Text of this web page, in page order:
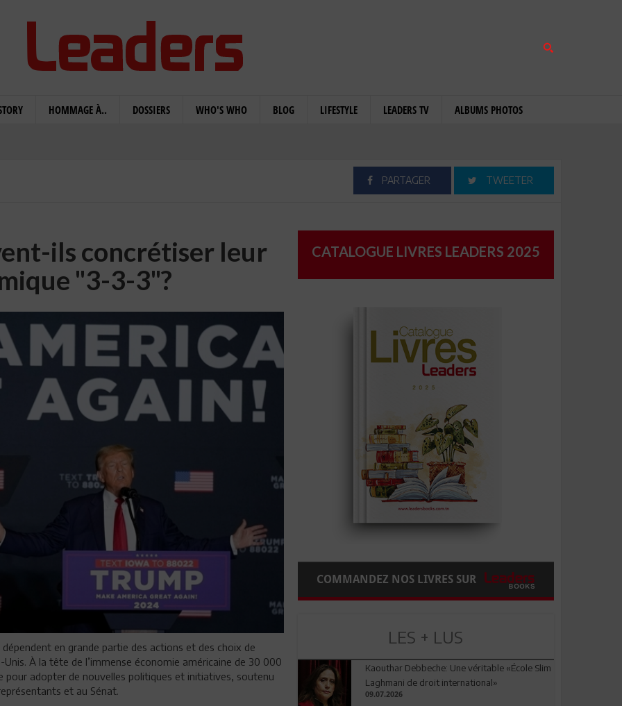
HOMMAGE À.. DOSSIERS WHO'S WHO BLOG LIFESTYLE LEADERS TV ALBUMS PHOTOS
PARTAGER TWEETER
ils concrétiser leur
"3-3-3"?
en grande partie des actions et des choix de
À la tête de l’immense économie américaine de 30 000
pour adopter de nouvelles politiques et initiatives, soutenu
et au Sénat.
CATALOGUE LIVRES LEADERS 2025
COMMANDEZ NOS LIVRES SUR
LES + LUS
Kaouthar Debbeche: Une véritable «École Slim
Laghmani de droit international»
09.07.2026